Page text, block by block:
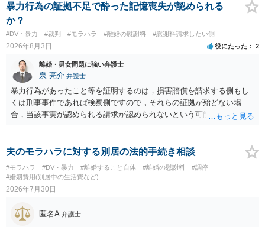
暴力行為の証拠不足で酔った記憶喪失が認められる
か？
#DV・暴力 #裁判 #モラハラ #離婚の慰謝料 #慰謝料請求したい側
2026年8月3日 役にたった 2
離婚・男女問題に強い弁護士
泉 亮介 弁護士
暴力行為があったこと等を証明するのは，損害賠償を請求する側もし
くは刑事事件であれば検察側ですので，それらの証拠が殆どない場
合，当該事実が認められる請求が認められないという可能性はあるで
夫のモラハラに対する別居の法的手続き相談
#モラハラ #DV・暴力 #離婚すること自体 #離婚の慰謝料
#調停
#婚姻費用(別居中の生活費など)
2026年7月30日
匿名A 弁護士